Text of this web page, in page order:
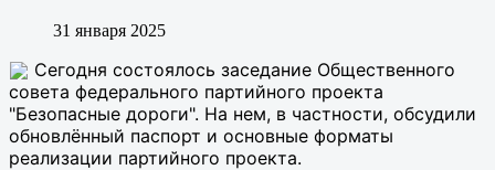
31 января 2025
Сегодня состоялось заседание Общественного
совета федерального партийного проекта
"Безопасные дороги". На нем, в частности, обсудили
обновлённый паспорт и основные форматы
реализации партийного проекта.